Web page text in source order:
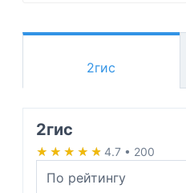
2гис
2гис
★★★★★
★★★★★ 4.7 • 200